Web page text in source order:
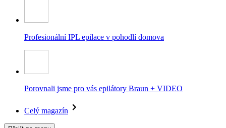
Profesionální IPL epilace v pohodlí domova
Porovnali jsme pro vás epilátory Braun + VIDEO
Celý magazín